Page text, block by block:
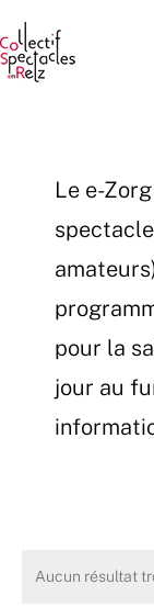
au
contenu
Le e-
pour la
jour au
Aucun résultat